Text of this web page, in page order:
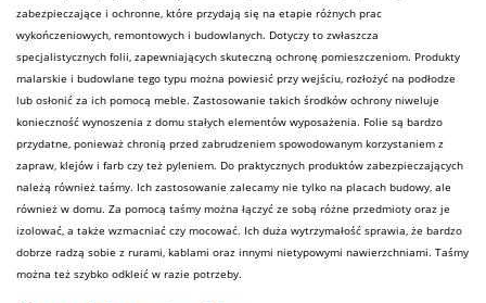
zabezpieczające i ochronne, które przydają się na etapie różnych prac
wykończeniowych, remontowych i budowlanych. Dotyczy to zwłaszcza
specjalistycznych folii, zapewniających skuteczną ochronę pomieszczeniom. Produkty
malarskie i budowlane tego typu można powiesić przy wejściu, rozłożyć na podłodze
lub osłonić za ich pomocą meble. Zastosowanie takich środków ochrony niweluje
konieczność wynoszenia z domu stałych elementów wyposażenia. Folie są bardzo
przydatne, ponieważ chronią przed zabrudzeniem spowodowanym korzystaniem z
zapraw, klejów i farb czy też pyleniem. Do praktycznych produktów zabezpieczających
należą również taśmy. Ich zastosowanie zalecamy nie tylko na placach budowy, ale
również w domu. Za pomocą taśmy można łączyć ze sobą różne przedmioty oraz je
izolować, a także wzmacniać czy mocować. Ich duża wytrzymałość sprawia, że bardzo
dobrze radzą sobie z rurami, kablami oraz innymi nietypowymi nawierzchniami. Taśmy
można też szybko odkleić w razie potrzeby.